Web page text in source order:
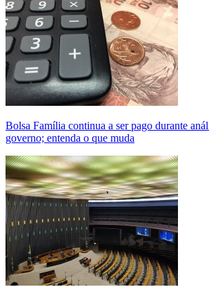
Bolsa Família continua a ser pago durante
governo; entenda o que muda